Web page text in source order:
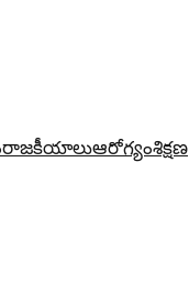
రాజకీయాలుఆరోగ్యంశిక్షణ